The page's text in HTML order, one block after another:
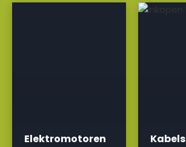
Elektromotoren Kabels
a